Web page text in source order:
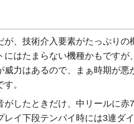
、技術介入要素がたっぷりの
にはたまらない機種かもですが
威力はあるので、まぁ時期が悪
。
したときだけ、中リールに赤
レイ下段テンパイ時には3連ダ